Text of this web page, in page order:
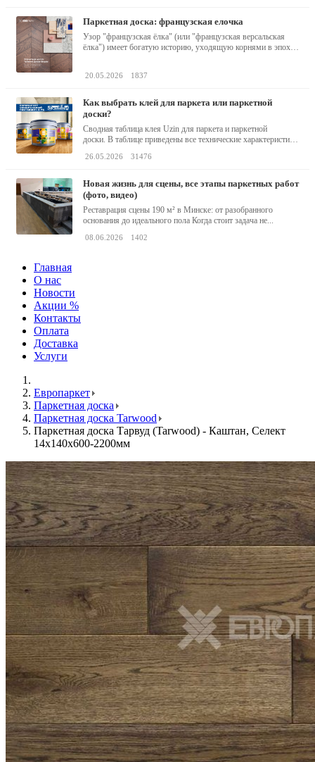
паркетная доска: французская елочка
Узор "французская ёлка" (или "французская версальская
ёлка") имеет богатую историю, уходящую корнями в эпоху
20.05.2026 1837
как выбрать клей для паркета или паркетной
доски?
Сводная таблица клея Uzin для паркета и паркетной
доски. В таблице приведены все технические характеристики
26.05.2026 31476
новая жизнь для сцены, все этапы паркетных работ
(фото, видео)
Реставрация сцены 190 м² в Минске: от разобранного
основания до идеального пола Когда стоит задача не...
08.06.2026 1402
Главная
О нас
Новости
Акции %
Контакты
Оплата
Доставка
Услуги
Европаркет
Паркетная доска
Паркетная доска Tarwood
Паркетная доска Тарвуд (Tarwood) - Каштан, Селект
14х140х600-2200мм